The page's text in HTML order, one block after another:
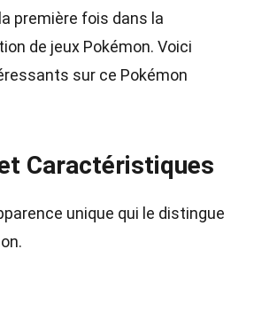
première fois dans la
de jeux Pokémon. Voici
sur ce Pokémon
Caractéristiques
unique qui le distingue